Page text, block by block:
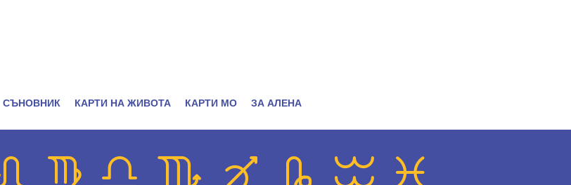
СЪНОВНИК КАРТИ НА ЖИВОТА КАРТИ МО ЗА АЛЕНА